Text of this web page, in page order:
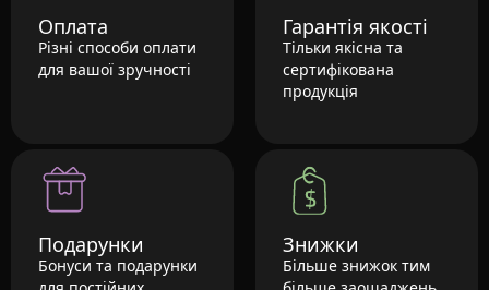
Оплата
Різні способи оплати
для вашої зручності
Гарантія якості
Тільки якісна та
сертифікована
продукція
Подарунки
Бонуси та подарунки
Знижки
Більше знижок тим